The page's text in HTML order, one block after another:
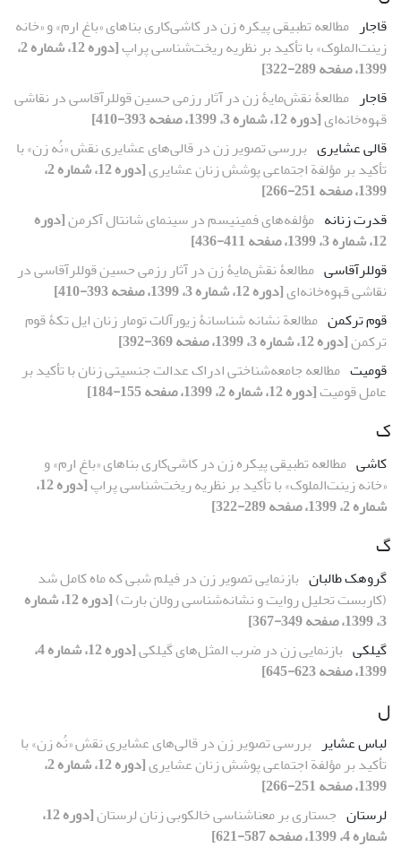
قاجار مطالعه تطبیقی پیکره زن در کاشی‌کاری بناهای «باغ ارم» و «خانه
زینت‌الملوک» با تأکید بر نظریه ریخت‌شناسی پراپ
[دوره 12، شماره 2،
1399، صفحه 289-322]
قاجار مطالعۀ نقش‌مایۀ زن در آثار رزمی حسین قوللرآقاسی در نقاشی
قهوه‌خانه‌ای[دوره 12، شماره 3، 1399، صفحه 393-410]
قالی عشایری بررسی تصویر زن در قالی‌های عشایری نقش «نُه‌ زن» با
تأکید بر مؤلفة اجتماعی پوشش زنان عشایری
[دوره 12، شماره 2،
1399، صفحه 251-266]
قدرت زنانه مؤلفه‌های فمینیسم در سینمای شانتال آکرمن[دوره
12، شماره 3، 1399، صفحه 411-436]
قوللرآقاسی مطالعۀ نقش‌مایۀ زن در آثار رزمی حسین قوللرآقاسی در
نقاشی قهوه‌خانه‌ای[دوره 12، شماره 3، 1399، صفحه 393-410]
قوم ترکمن مطالعة نشانه‏ شناسانۀ زیورآلات تومار زنان ایل تکۀ قوم
ترکمن[دوره 12، شماره 3، 1399، صفحه 369-392]
قومیت مطالعه جامعه‏‌شناختی ادراک عدالت جنسیتی زنان با تأکید بر
عامل قومیت[دوره 12، شماره 2، 1399، صفحه 155-184]
ک
کاشی مطالعه تطبیقی پیکره زن در کاشی‌کاری بناهای «باغ ارم» و
«خانه زینت‌الملوک» با تأکید بر نظریه ریخت‌شناسی پراپ
[دوره 12،
شماره 2، 1399، صفحه 289-322]
گ
گروهک طالبان بازنمایی تصویر زن در فیلم شبی که ماه کامل شد
(کاربست تحلیل روایت و نشانه‌شناسی رولان بارت)
[دوره 12، شماره
3، 1399، صفحه 349-367]
گیلکی بازنمایی زن در ضرب المثل‌های گیلکی
[دوره 12، شماره 4،
1399، صفحه 623-645]
ل
لباس عشایر بررسی تصویر زن در قالی‌های عشایری نقش «نُه‌ زن» با
تأکید بر مؤلفة اجتماعی پوشش زنان عشایری
[دوره 12، شماره 2،
1399، صفحه 251-266]
لرستان جستاری بر معناشناسی خالکوبی زنان لرستان
[دوره 12،
شماره 4، 1399، صفحه 587-621]